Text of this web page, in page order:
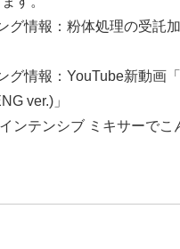
グ情報：粉体処理の受託
グ情報：YouTube新動画
ver.)」
ンテンシブ ミキサーでこ